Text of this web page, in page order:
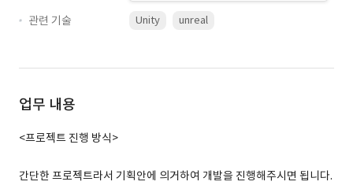
관련 기술
Unity unreal
업무 내용
<프로젝트 진행 방식>
간단한 프로젝트라서 기획안에 의거하여 개발을 진행해주시면 됩니다.